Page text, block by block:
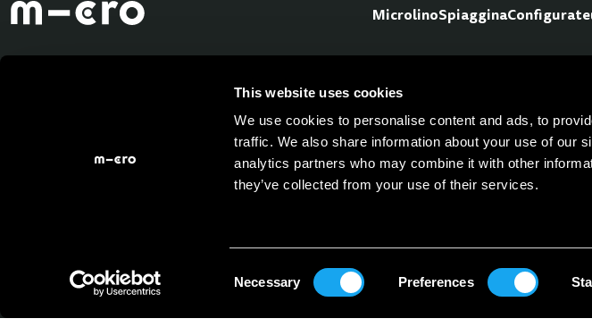
This website uses cookies
We use cookies to personalise content and ads, to
traffic. We also share information about your use of our
analytics partners who may combine it with other
they’ve collected from your use of their services.
Necessary Preferences
MicrolinoSpiaggina
Micro MobilitySystem AG